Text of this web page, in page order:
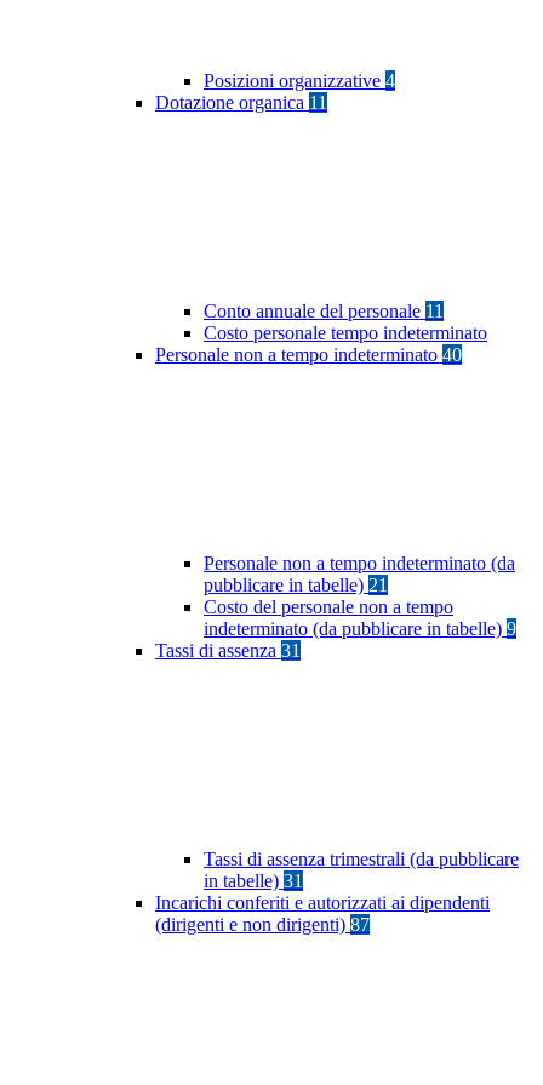
Posizioni organizzative 4
Dotazione organica 11
Conto annuale del personale 11
Costo personale tempo indeterminato
Personale non a tempo indeterminato 40
Personale non a tempo indeterminato (da
pubblicare in tabelle) 21
Costo del personale non a tempo
indeterminato (da pubblicare in tabelle) 9
Tassi di assenza 31
Tassi di assenza trimestrali (da pubblicare
in tabelle) 31
Incarichi conferiti e autorizzati ai dipendenti
(dirigenti e non dirigenti) 87